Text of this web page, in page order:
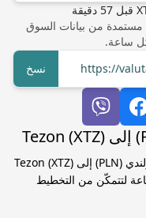
قبل57 دقيقة
من بيانات السوق
كل ساعة.
https://
نسخ
استخدم سعر الصرف المباشر من زلوتي بولندي (PLN) إلى Tezon (XTZ)
لتتمكّن من التخطيط